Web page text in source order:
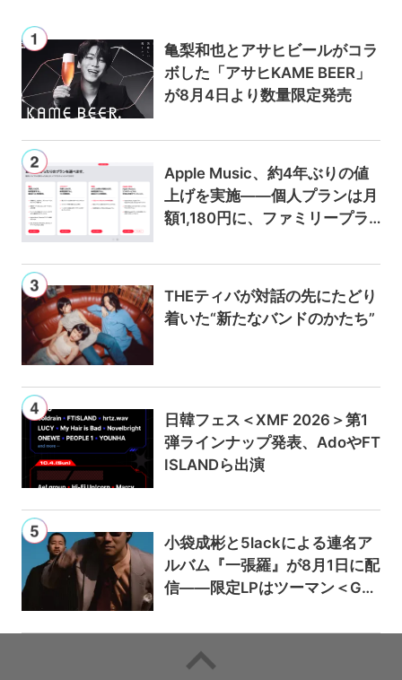
亀梨和也とアサヒビールがコラ
ボした「アサヒKAME BEER」
が8月4日より数量限定発売
Apple Music、約4年ぶりの値
上げを実施——個人プランは月
額1,180円に、ファミリープラ
THEティバが対話の先にたどり
着いた“新たなバンドのかたち”
日韓フェス＜XMF 2026＞第1
弾ラインナップ発表、AdoやFT
ISLANDら出演
小袋成彬と5lackによる連名ア
ルバム『一張羅』が8月1日に配
信——限定LPはツーマン＜Gai